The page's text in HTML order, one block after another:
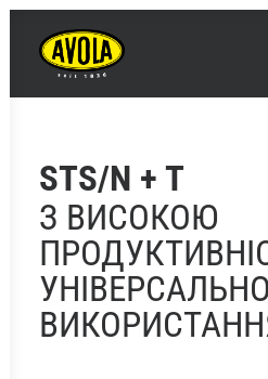
АВОЛА
ІННОВАЦІЇ / НОВИНИ
ПОДІЇ / ЯРМАРКИ
ПРОДУКТИ
STS/N + T
З ВИСОКОЮ